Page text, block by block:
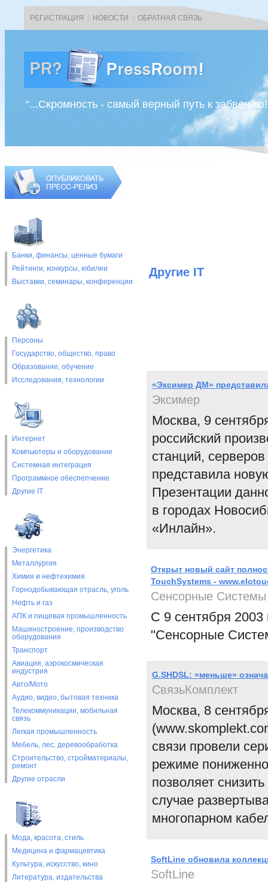
РЕГИСТРАЦИЯ НОВОСТИ ОБРАТНАЯ СВЯЗЬ
“...Скромность - самый верный путь к
Банки, финансы, ценные бумаги
Рейтинги, конкурсы, юбилеи
Выставки, cеминары, конференции
Персоны
Государство, общество, право
Образование, обучение
Исследования, технологии
Интернет
Компьютеры и оборудование
Системная интеграция
Программное обеспепчение
Другие IT
Энергетика
Металлургия
Химия и нефтехимия
Горнодобывающая отрасль, уголь
Нефть и газ
АПК и пищевая промышленность
Машиностроение, производство
оборудования
Транспорт
Авиация, аэрокосмическая
индустрия
Авто/Мото
Аудио, видео, бытовая техника
Телекоммуникации, мобильная
связь
Легкая промышленность
Мебель, лес, деревообработка
Строительство, стройматериалы,
ремонт
Другие отрасли
Мода, красота, стиль
Медицина и фармацевтика
Культура, искусство, кино
Литература, издательства
Другие IT
«Эксимер ДМ»
Эксимер
Москва, 9
российский
станций,
представила
Презентации
в городах
«Инлайн».
Открыт новый сайт
TouchSystems -
Сенсорные Системы
С 9 сентября 2003
"Сенсорные
G.SHDSL: «меньше»
СвязьКомплект
Москва, 8
связи провели
режиме
позволяет
случае
многопарном
SoftLine обновила
SoftLine